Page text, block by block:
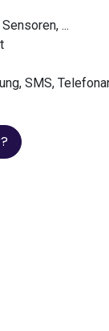
...
SMS,